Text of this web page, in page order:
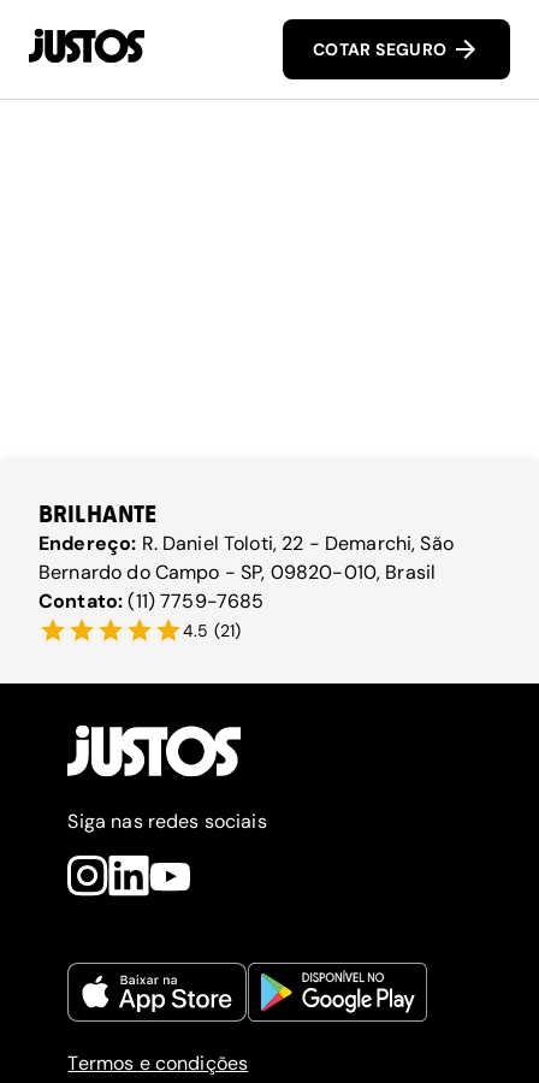
COTAR SEGURO
BRILHANTE
Endereço: R. Daniel Toloti, 22 - Demarchi, São
Bernardo do Campo - SP, 09820-010, Brasil
Contato:(11) 7759-7685
4.5 (21)
Siga nas redes sociais
Termos e condições